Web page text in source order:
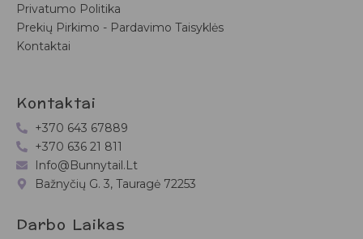
Privatumo Politika
Prekių Pirkimo - Pardavimo Taisyklės
Kontaktai
Kontaktai
+370 643 67889
+370 636 21 811
Info@bunnytail.lt
Bažnyčių G. 3, Tauragė 72253
Darbo Laikas